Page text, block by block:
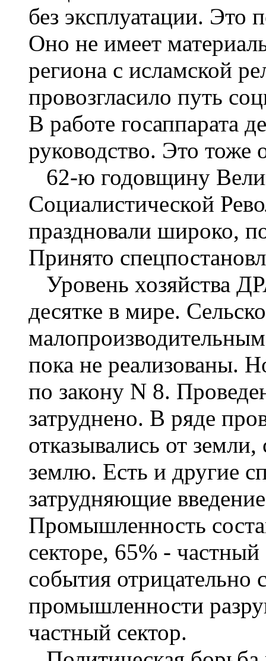
без эксплуатации. Это
Оно не имеет
региона с исламской
провозгласило путь
В работе госаппарата
руководство. Это тоже
62-ю годовщину
Социалистической
праздновали широко,
Принято
Уровень хозяйства
десятке в мире.
пока не реализованы.
по закону N 8.
затруднено. В ряде
отказывались от
землю. Есть и другие
затрудняющие
Промышленность
секторе, 65% -
события отрицательно
промышленности
частный сектор.